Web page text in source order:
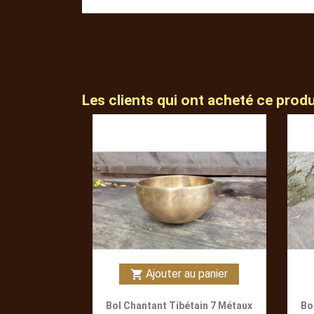
Les clients qui ont acheté ce
shopping_cart Ajouter au panier
Bol Chantant Tibétain 7 Métaux